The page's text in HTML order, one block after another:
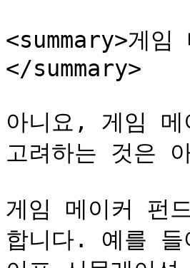
<summary>게
</summary>
아니요, 게임 메
고려하는 것은
게임 메이커 펀
합니다. 예를